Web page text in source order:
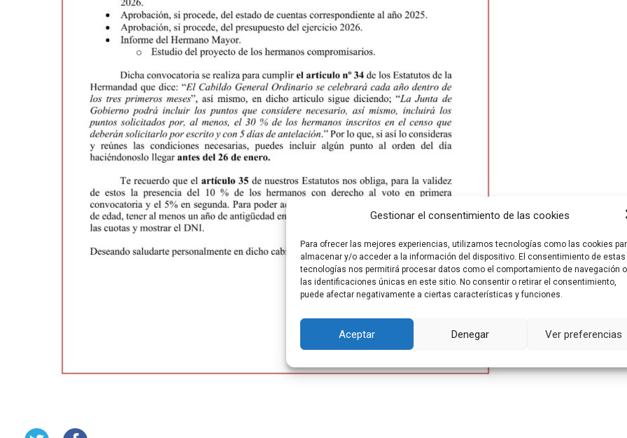
Gestionar el consentimiento de las cookies
Para ofrecer las mejores experiencias, utilizamos tecnologías como las cookies
almacenar y/o acceder a la información del dispositivo. El consentimiento de estas
tecnologías nos permitirá procesar datos como el comportamiento de navegación o
las identificaciones únicas en este sitio. No consentir o retirar el consentimiento,
puede afectar negativamente a ciertas características y funciones.
Aceptar Denegar Ver preferencias